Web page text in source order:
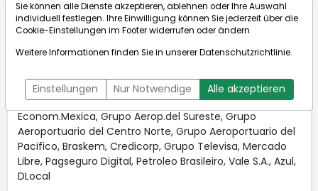
Änderungen:
Lateinamerika; Tourismus;
Künstliche Intelligenz
29.09.2023
Aufnahmen von Aktien in den Anlagetrend
Lateinamerika:Nu Holding, Cemex, Fomento
Econom.Mexica, Grupo Aerop.del Sureste, Grupo
Aeroportuario del Centro Norte, Grupo Aeroportuario del
Pacifico, Braskem, Credicorp, Grupo Televisa, Mercado
Libre, Pagseguro Digital, Petroleo Brasileiro, Vale S.A., Azul,
DLocal
Sie können alle Dienste akzeptieren, ablehnen oder Ihre Auswahl
individuell festlegen. Ihre Einwilligung können Sie jederzeit über die
Cookie-Einstellungen im Footer widerrufen oder ändern.
Weitere Informationen finden Sie in unsererDatenschutzrichtlinie.
Einstellungen Nur Notwendige Alle akzeptieren